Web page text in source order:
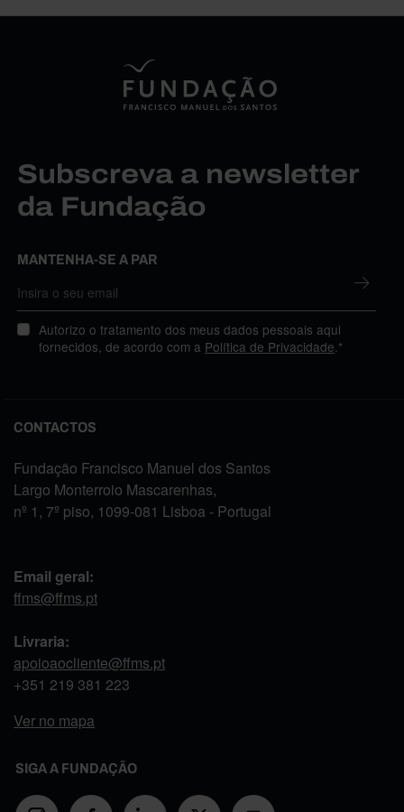
Subscreva a newsletter
da Fundação
MANTENHA-SE A PAR
Autorizo o tratamento dos meus dados pessoais aqui
fornecidos, de acordo com a Política de Privacidade .*
CONTACTOS
Fundação Francisco Manuel dos Santos
Largo Monterroio Mascarenhas,
nº 1, 7º piso, 1099-081 Lisboa - Portugal
Email geral:
ffms@ffms.pt
Livraria:
apoioaocliente@ffms.pt
+351 219 381 223
Ver no mapa
SIGA A FUNDAÇÃO